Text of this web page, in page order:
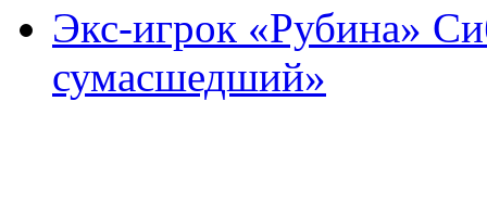
Экс-игрок «Рубина»
сумасшедший»